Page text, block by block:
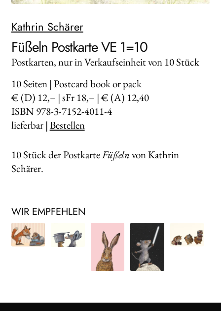
Search:
Kathrin Schärer
Füßeln Postkarte VE 1=10
Postkarten, nur in Verkaufseinheit von 10 Stück
10Seiten | Postcard book or pack
€ (D) 12,– | sFr 18,– | € (A) 12,40
ISBN 978-3-7152-4011-4
lieferbar |Bestellen
10 Stück der PostkarteFüßelnvon Kathrin
Schärer.
WIR EMPFEHLEN